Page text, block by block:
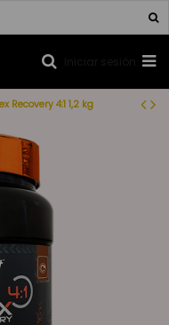
Iniciar sesión
Recovery 4:1 1,2 kg